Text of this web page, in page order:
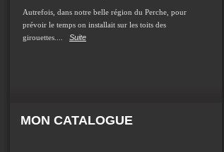
Autrefois, dans notre belle région du Perche, pour
prévoir le temps on installait sur les toits des
girouettes....
Suite
MON CATALOGUE